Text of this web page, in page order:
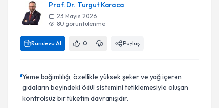
Prof. Dr. Turgut Karaca
23 Mayıs 2026
80 görüntülenme
Randevu Al 0 Paylaş
Yeme bağımlılığı, özellikle yüksek şeker ve yağ içeren
gıdaların beyindeki ödül sistemini tetiklemesiyle oluşan
kontrolsüz bir tüketim davranışıdır.